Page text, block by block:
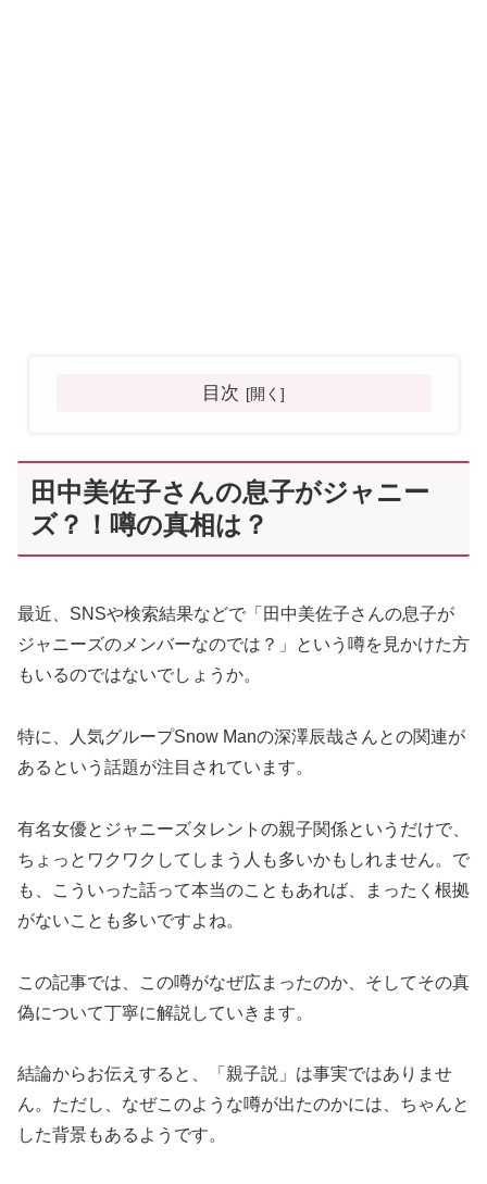
目次
田中美佐子さんの息子がジャニー
ズ？！噂の真相は？
最近、SNSや検索結果などで「田中美佐子さんの息子が
ジャニーズのメンバーなのでは？」という噂を見かけた方
もいるのではないでしょうか。
特に、人気グループSnow Manの深澤辰哉さんとの関連が
あるという話題が注目されています。
有名女優とジャニーズタレントの親子関係というだけで、
ちょっとワクワクしてしまう人も多いかもしれません。で
も、こういった話って本当のこともあれば、まったく根拠
がないことも多いですよね。
この記事では、この噂がなぜ広まったのか、そしてその真
偽について丁寧に解説していきます。
結論からお伝えすると、「親子説」は事実ではありませ
ん。ただし、なぜこのような噂が出たのかには、ちゃんと
した背景もあるようです。